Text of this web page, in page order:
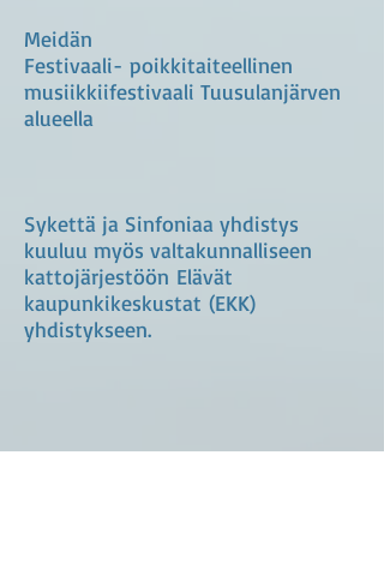
Meidän
Festivaali- poikkitaiteellinen
musiikkiifestivaali Tuusulanjärven
alueella
Sykettä ja Sinfoniaa yhdistys
kuuluu myös valtakunnalliseen
kattojärjestöön Elävät
kaupunkikeskustat (EKK)
yhdistykseen.